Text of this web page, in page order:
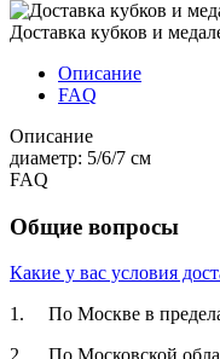
Доставка кубков и
Описание
FAQ
Описание
диаметр: 5/6/7 см
FAQ
Общие вопросы
Какие у вас условия
1. По Москве в